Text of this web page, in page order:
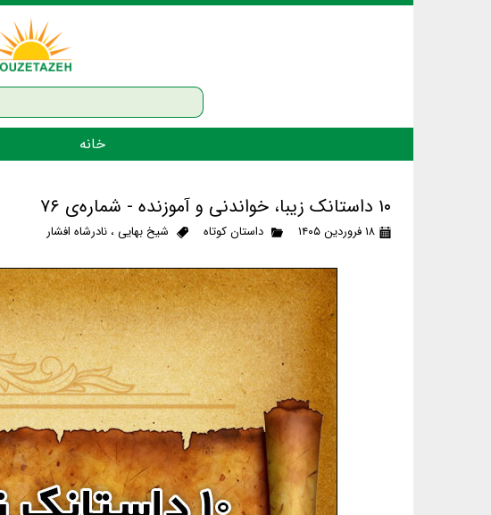
خانه
۱۰ داستانک زیبا، خواندنی و آموزنده - شماره‌ی ۷۶
۱۸ فروردین ۱۴۰۵ داستان کوتاه شیخ بهایی، نادرشاه افشار